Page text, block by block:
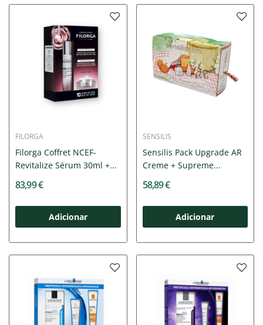
FILORGA
Filorga Coffret NCEF-
Revitalize Sérum 30ml +...
83,99 €
Adicionar
SENSILIS
Sensilis Pack Upgrade AR
Creme + Supreme...
58,89 €
Adicionar